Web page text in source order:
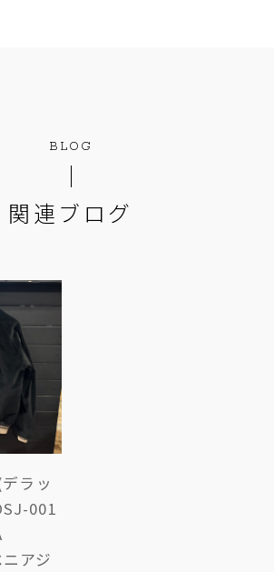
BLOG
関連ブログ
ラッ
001
アジ